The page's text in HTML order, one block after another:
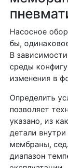
Насосное
бы,
В
среды
изменения в
Определить
позволяет
указано, из
детали
мембраны,
диапазон